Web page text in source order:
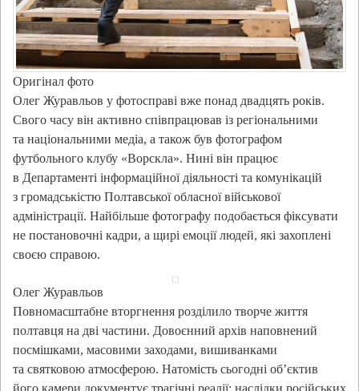
Оригінал фото
Олег Журавльов у фотосправі вже понад двадцять років.
Свого часу він активно співпрацював із регіональними
та національними медіа, а також був фотографом
футбольного клубу «Ворскла». Нині він працює
в Департаменті інформаційної діяльності та комунікацій
з громадськістю Полтавської обласної військової
адміністрації. Найбільше фотографу подобається фіксувати
не постановочні кадри, а щирі емоції людей, які захоплені
своєю справою.
Олег Журавльов
Повномасштабне вторгнення розділило творче життя
полтавця на дві частини. Довоєнний архів наповнений
посмішками, масовими заходами, вишиванками
та святковою атмосферою. Натомість сьогодні об’єктив